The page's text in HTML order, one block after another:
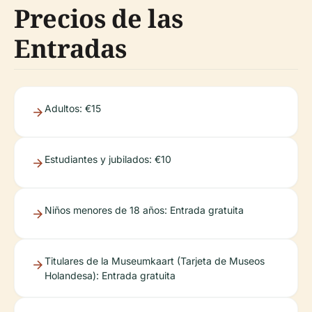
Precios de las
Entradas
Adultos: €15
Estudiantes y jubilados: €10
Niños menores de 18 años: Entrada gratuita
Titulares de la Museumkaart (Tarjeta de Museos
Holandesa): Entrada gratuita